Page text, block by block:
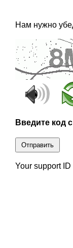
Нам нужно
Введите код
Отправить
Your support